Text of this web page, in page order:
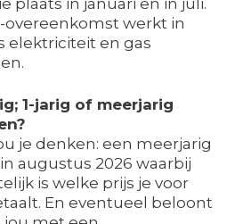
overeenkomst werkt in
elektriciteit en gas
1-jarig of meerjarig
je denken: een meerjarig
augustus 2026 waarbij
is welke prijs je voor
En eventueel beloont